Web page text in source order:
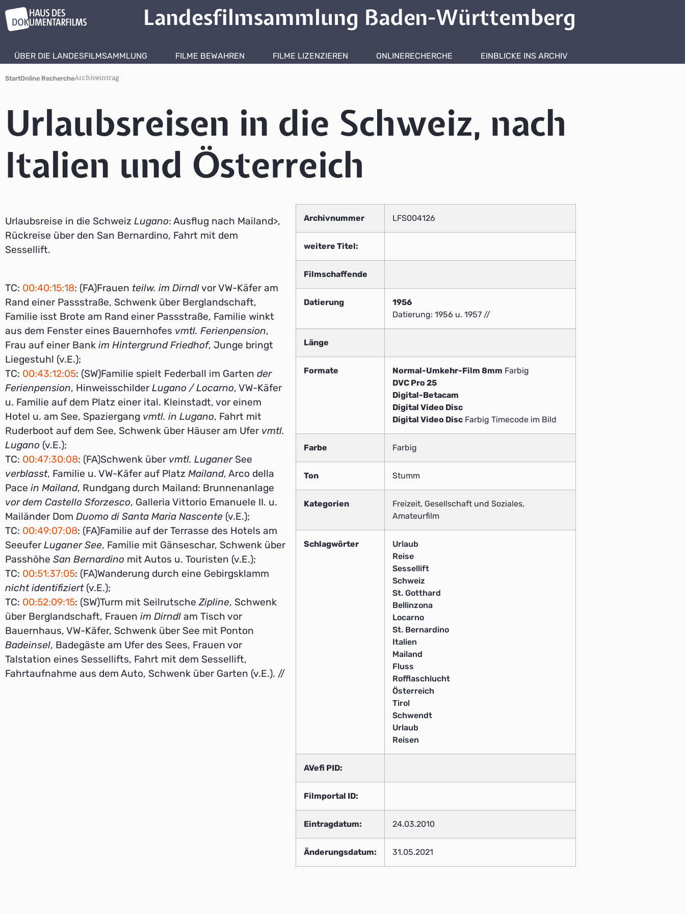
Landesfilmsammlung Baden-Württemberg
ÜBER DIE LANDESFILMSAMMLUNG FILME BEWAHREN FILME LIZENZIEREN ONLINERECHERCHE EINBLICKE INS ARCHIV
StartOnline RechercheArchiveintrag
Urlaubsreisen in die Schweiz, nach
Italien und Österreich
Urlaubsreise in die Schweiz Lugano: Ausflug nach Mailand>,
Rückreise über den San Bernardino, Fahrt mit dem
Sessellift.
TC: 00:40:15:18: (FA)Frauen teilw. im Dirndlvor VW-Käfer am
Rand einer Passstraße, Schwenk über Berglandschaft,
Familie isst Brote am Rand einer Passstraße, Familie winkt
aus dem Fenster eines Bauernhofes vmtl. Ferienpension,
Frau auf einer Bank im Hintergrund Friedhof, Junge bringt
Liegestuhl (v.E.);
TC: 00:43:12:05: (SW)Familie spielt Federball im Garten der
Ferienpension, Hinweisschilder Lugano / Locarno, VW-Käfer
u. Familie auf dem Platz einer ital. Kleinstadt, vor einem
Hotel u. am See, Spaziergang vmtl. in Lugano, Fahrt mit
Ruderboot auf dem See, Schwenk über Häuser am Ufer vmtl.
Lugano (v.E.);
TC: 00:47:30:08: (FA)Schwenk über vmtl. LuganerSee
verblasst, Familie u. VW-Käfer auf Platz Mailand, Arco della
Pace in Mailand, Rundgang durch Mailand: Brunnenanlage
vor dem Castello Sforzesco, Galleria Vittorio Emanuele II. u.
Mailänder Dom Duomo di Santa Maria Nascente (v.E.);
TC: 00:49:07:08: (FA)Familie auf der Terrasse des Hotels am
Seeufer Luganer See, Familie mit Gänseschar, Schwenk über
Passhöhe San Bernardino mit Autos u. Touristen (v.E.);
TC: 00:51:37:05: (FA)Wanderung durch eine Gebirgsklamm
nicht identifiziert(v.E.);
TC: 00:52:09:15: (SW)Turm mit SeilrutscheZipline, Schwenk
über Berglandschaft, Frauen im Dirndl am Tisch vor
Bauernhaus, VW-Käfer, Schwenk über See mit Ponton
Badeinsel, Badegäste am Ufer des Sees, Frauen vor
Talstation eines Sessellifts, Fahrt mit dem Sessellift,
Fahrtaufnahme aus dem Auto, Schwenk über Garten (v.E.). //
Archivnummer LFS004126
weitere Titel:
Filmschaffende
Datierung
1956
Datierung: 1956 u. 1957 //
Länge
Formate Normal-Umkehr-Film 8mm Farbig
DVC Pro 25
Digital-Betacam
Digital Video Disc
Digital Video Disc Farbig Timecode im Bild
Farbe Farbig
Ton Stumm
Kategorien
Freizeit, Gesellschaft und Soziales,
Amateurfilm
Schlagwörter
Urlaub
Reise
Sessellift
Schweiz
St. Gotthard
Bellinzona
Locarno
St. Bernardino
Italien
Mailand
Fluss
Rofflaschlucht
Österreich
Tirol
Schwendt
Urlaub
Reisen
AVefi PID:
Filmportal ID:
Eintragdatum: 24.03.2010
Änderungsdatum: 31.05.2021